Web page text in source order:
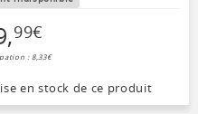
,99€
: 8,33€
en stock de ce produit